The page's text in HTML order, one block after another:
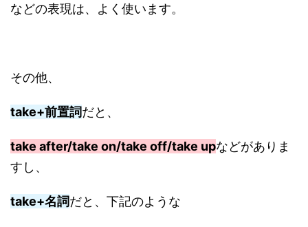
などの表現は、よく使います。
その他、
take+前置詞だと、
take after/take on/take off/take upなどがありま
すし、
take+名詞だと、下記のような